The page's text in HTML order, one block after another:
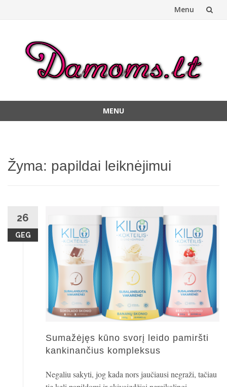
Menu
MENU
Žyma: papildai leiknėjimui
26
GEG
Sumažėjęs kūno svorį leido pamiršti
kankinančius kompleksus
Negaliu sakyti, jog kada nors jaučiausi negraži, tačiau